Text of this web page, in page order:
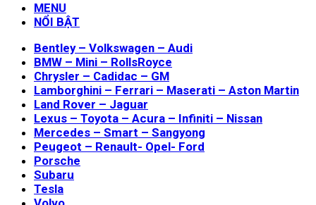
MENU
NỔI BẬT
Bentley – Volkswagen – Audi
BMW – Mini – RollsRoyce
Chrysler – Cadidac – GM
Lamborghini – Ferrari – Maserati – Aston Martin
Land Rover – Jaguar
Lexus – Toyota – Acura – Infiniti – Nissan
Mercedes – Smart – Sangyong
Peugeot – Renault- Opel- Ford
Porsche
Subaru
Tesla